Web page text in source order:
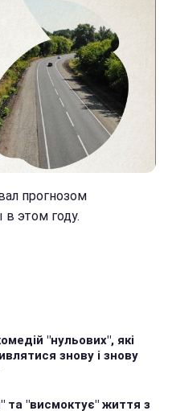
прогнозом
в этом году.
"нульових", які
знову і знову
та "висмоктує" життя з